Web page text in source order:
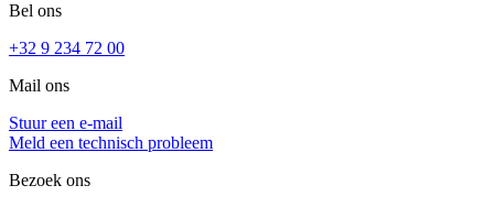
Bel ons
+32 9 234 72 00
Mail ons
Stuur een e-mail
Meld een technisch probleem
Bezoek ons